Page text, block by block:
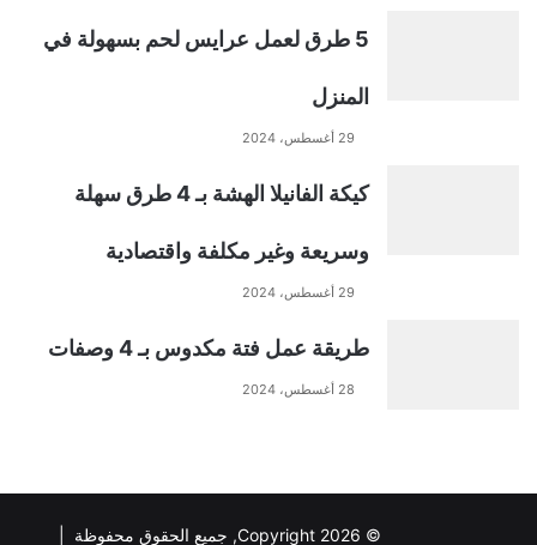
5 طرق لعمل عرايس لحم بسهولة في
المنزل
29 أغسطس، 2024
كيكة الفانيلا الهشة بـ 4 طرق سهلة
وسريعة وغير مكلفة واقتصادية
29 أغسطس، 2024
طريقة عمل فتة مكدوس بـ 4 وصفات
28 أغسطس، 2024
© Copyright 2026, جميع الحقوق محفوظة |